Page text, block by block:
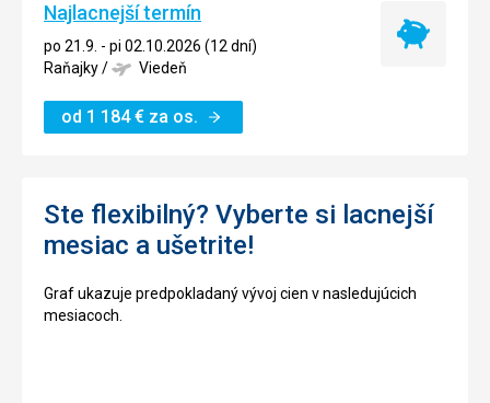
Najlacnejší termín
po 21.9. - pi 02.10.2026 (12 dní)
Raňajky/ Viedeň
od 1 184€ za os.
Najlacnejší
Ste flexibilný? Vyberte si lacnejší
mesiac a ušetrite!
Graf ukazuje predpokladaný vývoj cien v nasledujúcich
mesiacoch.